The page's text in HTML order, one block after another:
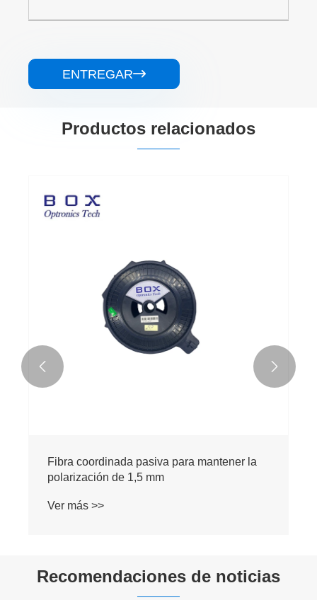
ENTREGAR
Productos relacionados
Fibra coordinada pasiva para mantener la
polarización de 1,5 mm
Ver más >>
 
Recomendaciones de noticias